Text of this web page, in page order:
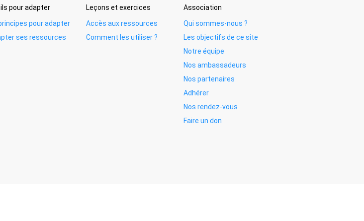
pour adapter
pour adapter
ses ressources
Leçons et exercices
Accès aux ressources
Comment les utiliser ?
Association
Qui sommes-nous ?
Les objectifs de ce site
Notre équipe
Nos ambassadeurs
Nos partenaires
Adhérer
Nos rendez-vous
Faire un don